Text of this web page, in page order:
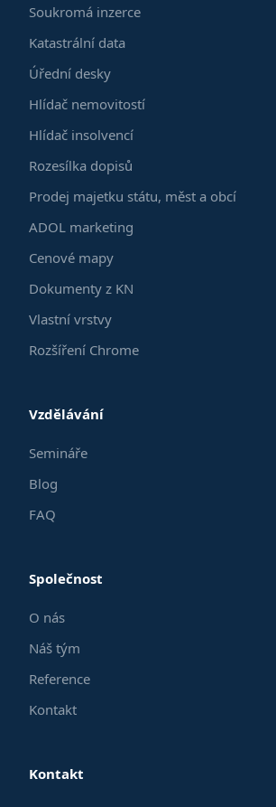
Soukromá inzerce
Katastrální data
Úřední desky
Hlídač nemovitostí
Hlídač insolvencí
Rozesílka dopisů
Prodej majetku státu, měst a obcí
ADOL marketing
Cenové mapy
Dokumenty z KN
Vlastní vrstvy
Rozšíření Chrome
Vzdělávání
Semináře
Blog
FAQ
Společnost
O nás
Náš tým
Reference
Kontakt
Kontakt